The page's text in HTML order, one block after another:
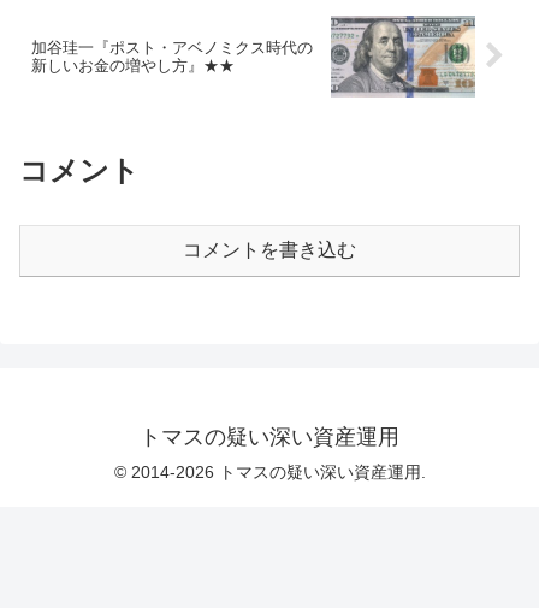
加谷珪一『ポスト・アベノミクス時代の
新しいお金の増やし方』★★
コメント
コメントを書き込む
トマスの疑い深い資産運用
© 2014-2026 トマスの疑い深い資産運用.